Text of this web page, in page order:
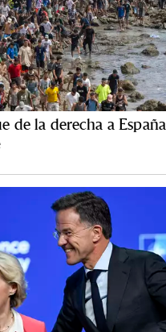
de la derecha a España